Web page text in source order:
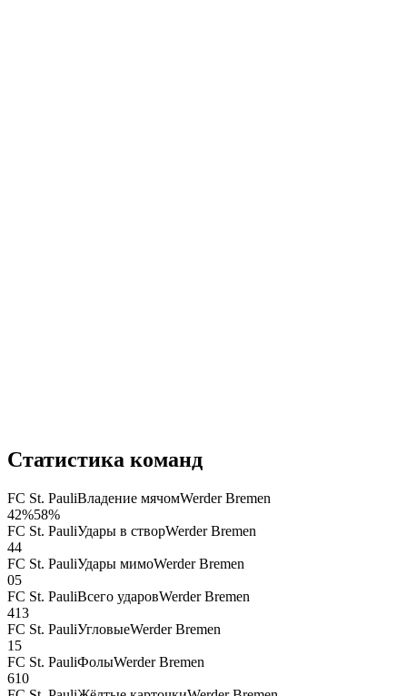
Статистика команд
FC St. PauliВладение мячомWerder Bremen
42%58%
FC St. PauliУдары в створWerder Bremen
44
FC St. PauliУдары мимоWerder Bremen
05
FC St. PauliВсего ударовWerder Bremen
413
FC St. PauliУгловыеWerder Bremen
1 5
FC St. PauliФолыWerder Bremen
610